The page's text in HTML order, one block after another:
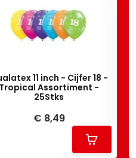
11 inch - Cijfer 18 -
Tropical Assortiment -
25Stks
€ 8,49